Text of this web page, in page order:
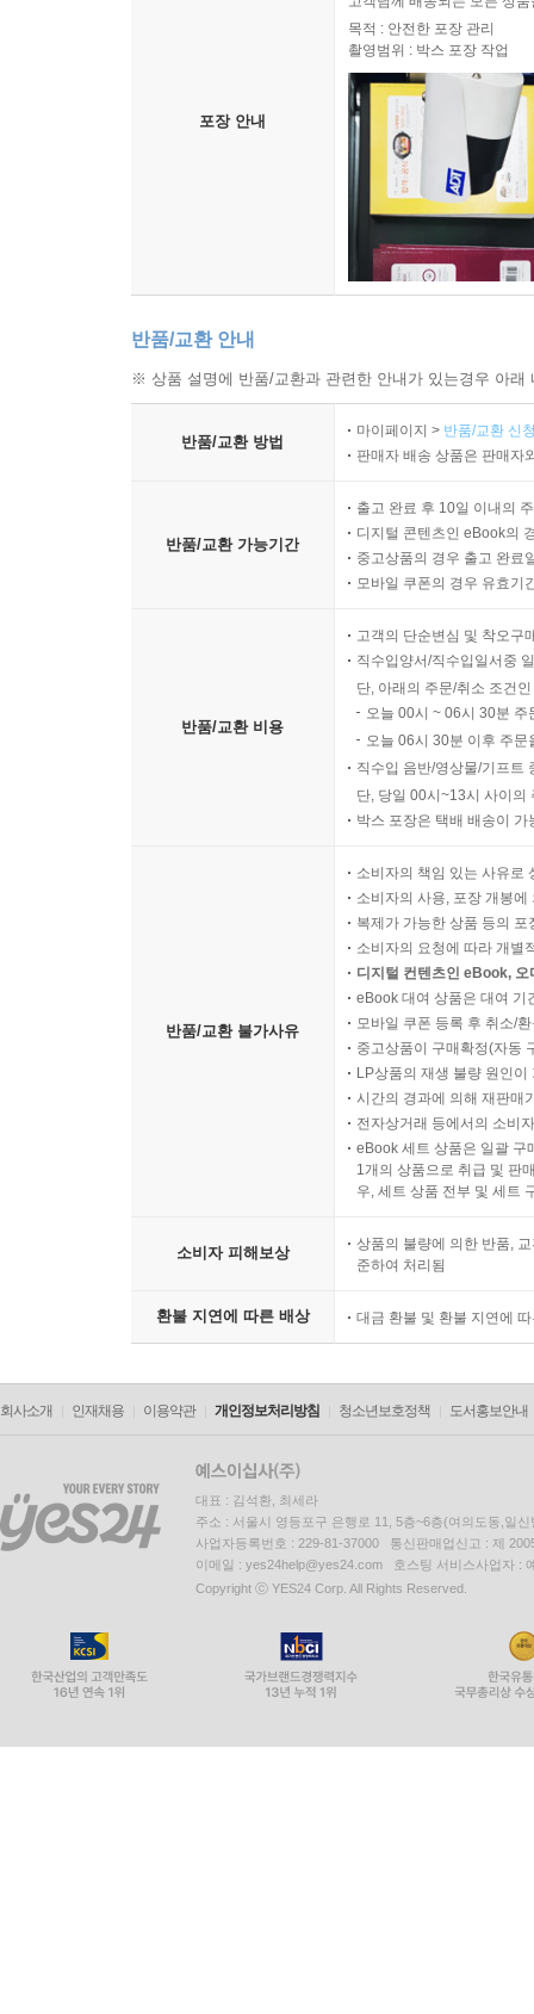
포장 안내
목적 : 안전한 포장 관리
촬영범위 : 박스 포장 작업
반품/교환 안내
※ 상품 설명에 반품/교환과 관련한 안내가 있는경우 아
반품/교환 방법
마이페이지 > 반품/교환 신
판매자 배송 상품은 판매자
반품/교환 가능기간
출고 완료 후 10일 이내의
디지털 콘텐츠인 eBook의
중고상품의 경우 출고 완료
모바일 쿠폰의 경우 유효기
반품/교환 비용
고객의 단순변심 및 착오구
직수입양서/직수입일서중
단, 아래의 주문/취소 조건
오늘 00시 ~ 06시 30분
오늘 06시 30분 이후 주
직수입 음반/영상물/기프트
단, 당일 00시~13시 사이의
박스 포장은 택배 배송이
반품/교환 불가사유
소비자의 책임 있는 사유로
소비자의 사용, 포장 개봉
복제가 가능한 상품 등의
소비자의 요청에 따라 개별
디지털 컨텐츠인 eBook,
eBook 대여 상품은 대여 기
모바일 쿠폰 등록 후 취소/
중고상품이 구매확정(자동
LP상품의 재생 불량 원인
시간의 경과에 의해 재판매
전자상거래 등에서의 소비
eBook 세트 상품은 일괄 구
1개의 상품으로 취급 및 판
우, 세트 상품 전부 및 세트
소비자 피해보상
상품의 불량에 의한 반품,
준하여 처리됨
환불 지연에 따른 배상 대금 환불 및 환불 지연에
회사소개 인재채용 이용약관 개인정보처리방침 청소년보호정책 도서홍보안내
대표 : 김석환, 최세라
주소 : 서울시 영등포구 은행로 11, 5층~6층(여의도동,일신
사업자등록번호 : 229-81-37000 통신판매업신고 : 제
이메일 : yes24help@yes24.com 호스팅 서비스사업자 :
Copyright ⓒ YES24 Corp. All Rights Reserved.